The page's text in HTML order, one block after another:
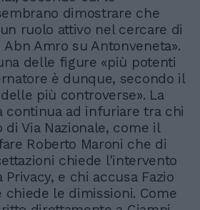
dimostrare che
ruolo attivo nel cercare di
Amro su Antonveneta».
delle figure «più potenti
è dunque, secondo il
più controverse». La
continua ad infuriare tra chi
Via Nazionale, come il
Roberto Maroni che di
chiede l'intervento
e chi accusa Fazio
chiede le dimissioni. Come